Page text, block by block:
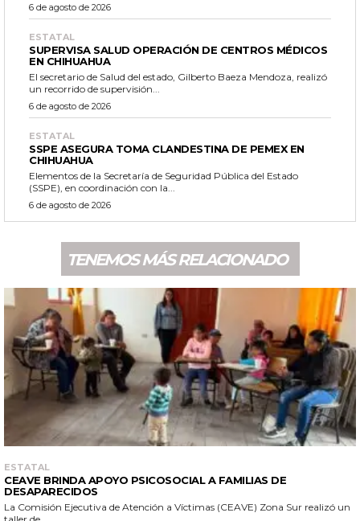
6 de agosto de 2026
ESTATAL
SUPERVISA SALUD OPERACIÓN DE CENTROS MÉDICOS
EN CHIHUAHUA
El secretario de Salud del estado, Gilberto Baeza Mendoza, realizó
un recorrido de supervisión...
6 de agosto de 2026
ESTATAL
SSPE ASEGURA TOMA CLANDESTINA DE PEMEX EN
CHIHUAHUA
Elementos de la Secretaría de Seguridad Pública del Estado
(SSPE), en coordinación con la...
6 de agosto de 2026
TENEMOS MÁS RELACIONADO
ESTATAL
CEAVE BRINDA APOYO PSICOSOCIAL A FAMILIAS DE
DESAPARECIDOS
La Comisión Ejecutiva de Atención a Víctimas (CEAVE) Zona Sur realizó un